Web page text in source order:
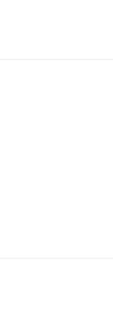
5 von 5 Sternen
Brush